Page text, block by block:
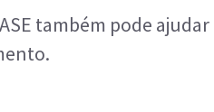
também pode